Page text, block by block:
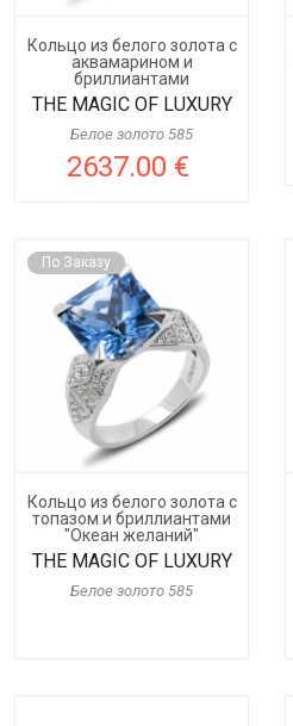
Кольцо из белого золота с
аквамарином и
бриллиантами
THE MAGIC OF LUXURY
Белое золото 585
2637.00 €
По Заказу
Кольцо из белого золота с
топазом и бриллиантами
"Океан желаний"
THE MAGIC OF LUXURY
Белое золото 585